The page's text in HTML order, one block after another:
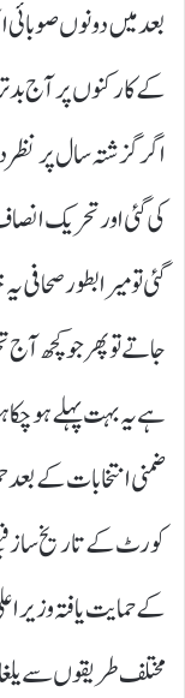
بعد میں دونوں صوبائی
کے کارکنوں پر آج
اگر گزشتہ سال پر
کی گئی اور تحریک
گئی تو میرا بطور
جاتے تو پھر جو کچھ
ہے یہ بہت پہلے ہو
ضمنی انتخابات کے بعد
کورٹ کے تاریخ
کے حمایت یافتہ
مختلف طریقوں سے یلغار